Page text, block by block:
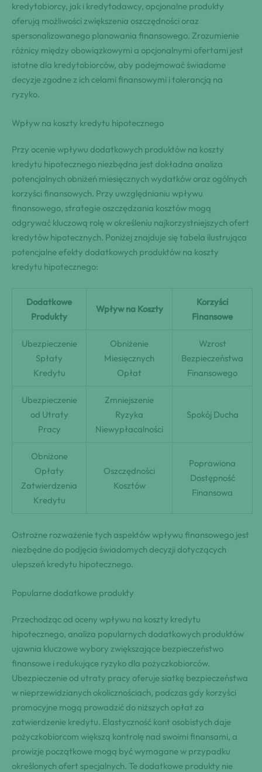
kredytobiorcy, jak i kredytodawcy, opcjonalne produkty
oferują możliwości zwiększenia oszczędności oraz
spersonalizowanego planowania finansowego. Zrozumienie
różnicy między obowiązkowymi a opcjonalnymi ofertami jest
istotne dla kredytobiorców, aby podejmować świadome
decyzje zgodne z ich celami finansowymi i tolerancją na
ryzyko.
Wpływ na koszty kredytu hipotecznego
Przy ocenie wpływu dodatkowych produktów na koszty
kredytu hipotecznego niezbędna jest dokładna analiza
potencjalnych obniżeń miesięcznych wydatków oraz ogólnych
korzyści finansowych. Przy uwzględnianiu wpływu
finansowego, strategie oszczędzania kosztów mogą
odgrywać kluczową rolę w określeniu najkorzystniejszych ofert
kredytów hipotecznych. Poniżej znajduje się tabela ilustrująca
potencjalne efekty dodatkowych produktów na koszty
kredytu hipotecznego:
Dodatkowe
Produkty
Wpływ na Koszty
Korzyści
Finansowe
Ubezpieczenie
Spłaty
Kredytu
Obniżenie
Miesięcznych
Opłat
Wzrost
Bezpieczeństwa
Finansowego
Ubezpieczenie
od Utraty
Pracy
Zmniejszenie
Ryzyka
Niewypłacalności
Spokój Ducha
Obniżone
Opłaty
Zatwierdzenia
Kredytu
Oszczędności
Kosztów
Poprawiona
Dostępność
Finansowa
Ostrożne rozważenie tych aspektów wpływu finansowego jest
niezbędne do podjęcia świadomych decyzji dotyczących
ulepszeń kredytu hipotecznego.
Popularne dodatkowe produkty
Przechodząc od oceny wpływu na koszty kredytu
hipotecznego, analiza popularnych dodatkowych produktów
ujawnia kluczowe wybory zwiększające bezpieczeństwo
finansowe i redukujące ryzyko dla pożyczkobiorców.
Ubezpieczenie od utraty pracy oferuje siatkę bezpieczeństwa
w nieprzewidzianych okolicznościach, podczas gdy korzyści
promocyjne mogą prowadzić do niższych opłat za
zatwierdzenie kredytu. Elastyczność kont osobistych daje
pożyczkobiorcom większą kontrolę nad swoimi finansami, a
prowizje początkowe mogą być wymagane w przypadku
określonych ofert specjalnych. Te dodatkowe produkty nie